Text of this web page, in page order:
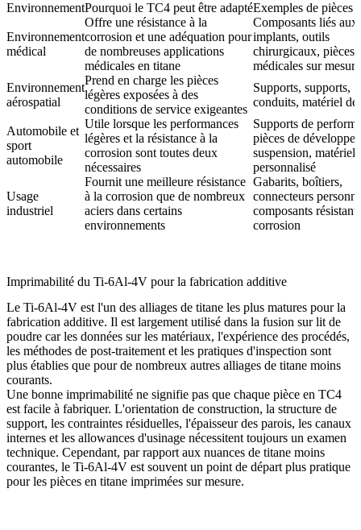
EnvironnementPourquoi le TC4 peut être adaptéExemples de pièces
Environnement
médical
Offre une résistance à la
corrosion et une adéquation pour
de nombreuses applications
médicales en titane
Composants liés aux
implants, outils
chirurgicaux, pièces
médicales sur mesure
Environnement
aérospatial
Prend en charge les pièces
légères exposées à des
conditions de service exigeantes
Supports, supports,
conduits, matériel de
Automobile et
sport
automobile
Utile lorsque les performances
légères et la résistance à la
corrosion sont toutes deux
nécessaires
Supports de
pièces de
suspension, matériel
personnalisé
Usage
industriel
Fournit une meilleure résistance
à la corrosion que de nombreux
aciers dans certains
environnements
Gabarits, boîtiers,
connecteurs
composants
corrosion
Imprimabilité du Ti-6Al-4V pour la fabrication additive
Le Ti-6Al-4V est l'un des alliages de titane les plus matures pour la
fabrication additive. Il est largement utilisé dans la fusion sur lit de
poudre car les données sur les matériaux, l'expérience des procédés,
les méthodes de post-traitement et les pratiques d'inspection sont
plus établies que pour de nombreux autres alliages de titane moins
courants.
Une bonne imprimabilité ne signifie pas que chaque pièce en TC4
est facile à fabriquer. L'orientation de construction, la structure de
support, les contraintes résiduelles, l'épaisseur des parois, les canaux
internes et les allowances d'usinage nécessitent toujours un examen
technique. Cependant, par rapport aux nuances de titane moins
courantes, le Ti-6Al-4V est souvent un point de départ plus pratique
pour les pièces en titane imprimées sur mesure.